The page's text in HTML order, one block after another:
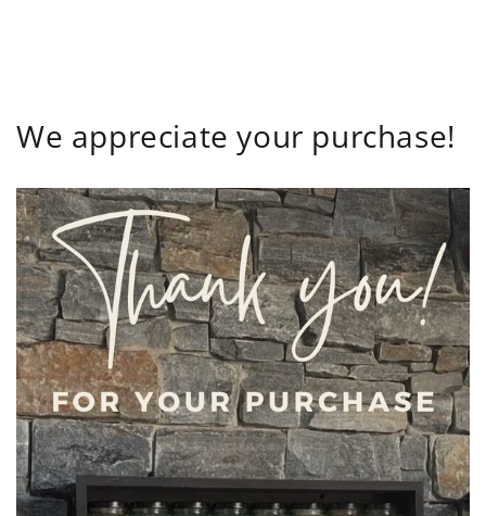
We appreciate your purchase!